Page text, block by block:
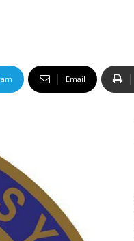
Email